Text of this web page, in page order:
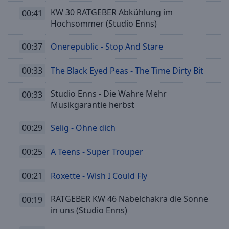
00:41
KW 30 RATGEBER Abkühlung im
Hochsommer (Studio Enns)
00:37 Onerepublic - Stop And Stare
00:33 The Black Eyed Peas - The Time Dirty Bit
00:33
Studio Enns - Die Wahre Mehr
Musikgarantie herbst
00:29 Selig - Ohne dich
00:25 A Teens - Super Trouper
00:21 Roxette - Wish I Could Fly
00:19
RATGEBER KW 46 Nabelchakra die Sonne
in uns (Studio Enns)